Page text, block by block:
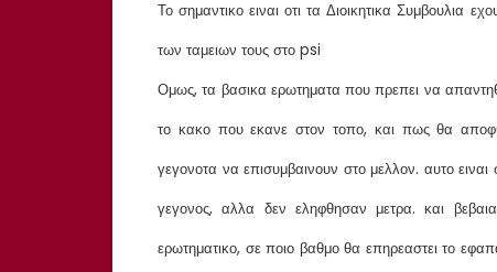
Το σημαντικο ειναι οτι τα Διοικητικα Συμβουλια
των ταμειων τους στο psi
Ομως, τα βασικα ερωτηματα που πρεπει να
το κακο που εκανε στον τοπο, και πως θα
γεγονοτα να επισυμβαινουν στο μελλον. αυτο
γεγονος, αλλα δεν εληφθησαν μετρα. και
ερωτηματικο, σε ποιο βαθμο θα επηρεαστει το